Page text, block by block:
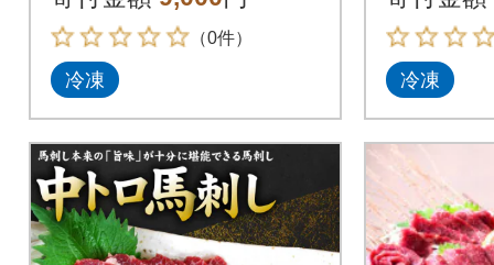
（0件）
冷凍 冷凍